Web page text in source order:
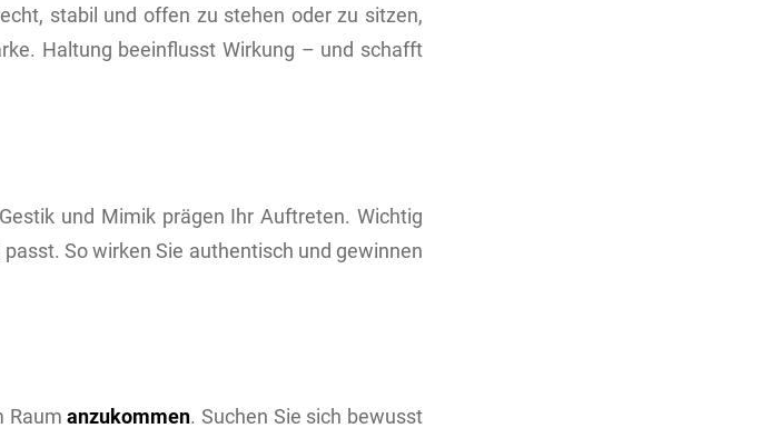
stabil und offen zu stehen oder zu sitzen,
Haltung beeinflusst Wirkung – und schafft
und Mimik prägen Ihr Auftreten. Wichtig
So wirken Sie authentisch und gewinnen
Raumanzukommen. Suchen Sie sich bewusst